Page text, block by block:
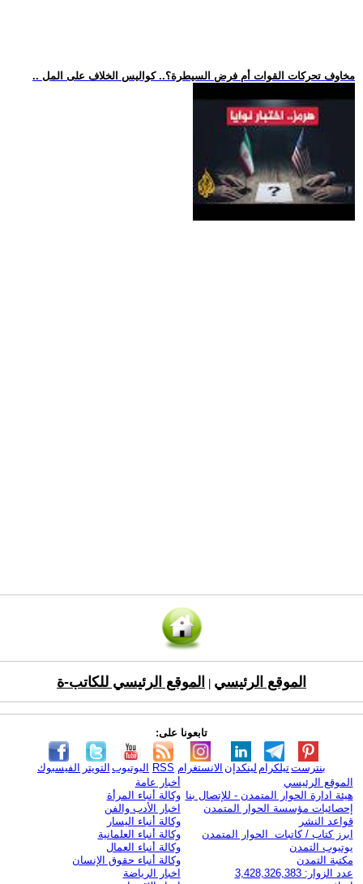
.. مخاوف تحركات القوات أم فرض السيطرة؟.. كواليس الخلاف على المل
الموقع الرئيسي الموقع الرئيسي للكاتب-ة
تابعونا على:
الفيسبوك التويتر اليوتيوب RSS الانستغرام لينكدإن تيلكرامبنترست
الموقع الرئيسي
هيئة ادارة الحوار المتمدن - للإتصال بنا
إحصائيات مؤسسة الحوار المتمدن
قواعد النشر
ابرز كتاب / كاتبات الحوار المتمدن
يوتيوب التمدن
مكتبة التمدن
عدد الزوار: 3,428,326,383
أخبار عامة
وكالة أنباء المرأة
اخبار الأدب والفن
وكالة أنباء اليسار
وكالة أنباء العلمانية
وكالة أنباء العمال
وكالة أنباء حقوق الإنسان
اخبار الرياضة